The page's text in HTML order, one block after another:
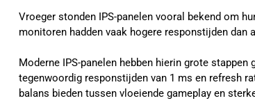
Vroeger stonden IPS-panelen vooral bekend om
monitoren hadden vaak hogere responstijden dan
Moderne IPS-panelen hebben hierin grote
tegenwoordig responstijden van 1 ms en refresh
balans bieden tussen vloeiende gameplay en